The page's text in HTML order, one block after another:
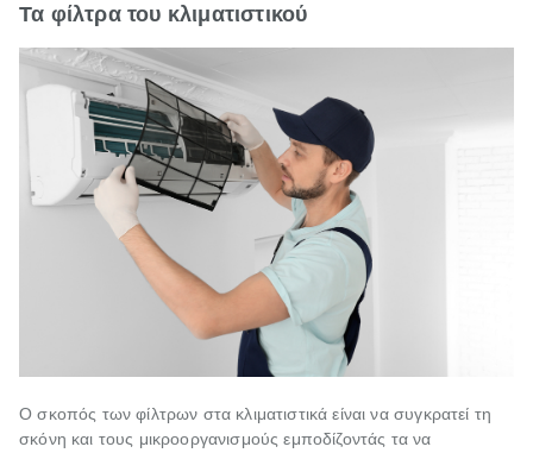
Τα φίλτρα του κλιματιστικού
Ο σκοπός των φίλτρων στα κλιματιστικά είναι να συγκρατεί τη
σκόνη και τους μικροοργανισμούς εμποδίζοντάς τα να